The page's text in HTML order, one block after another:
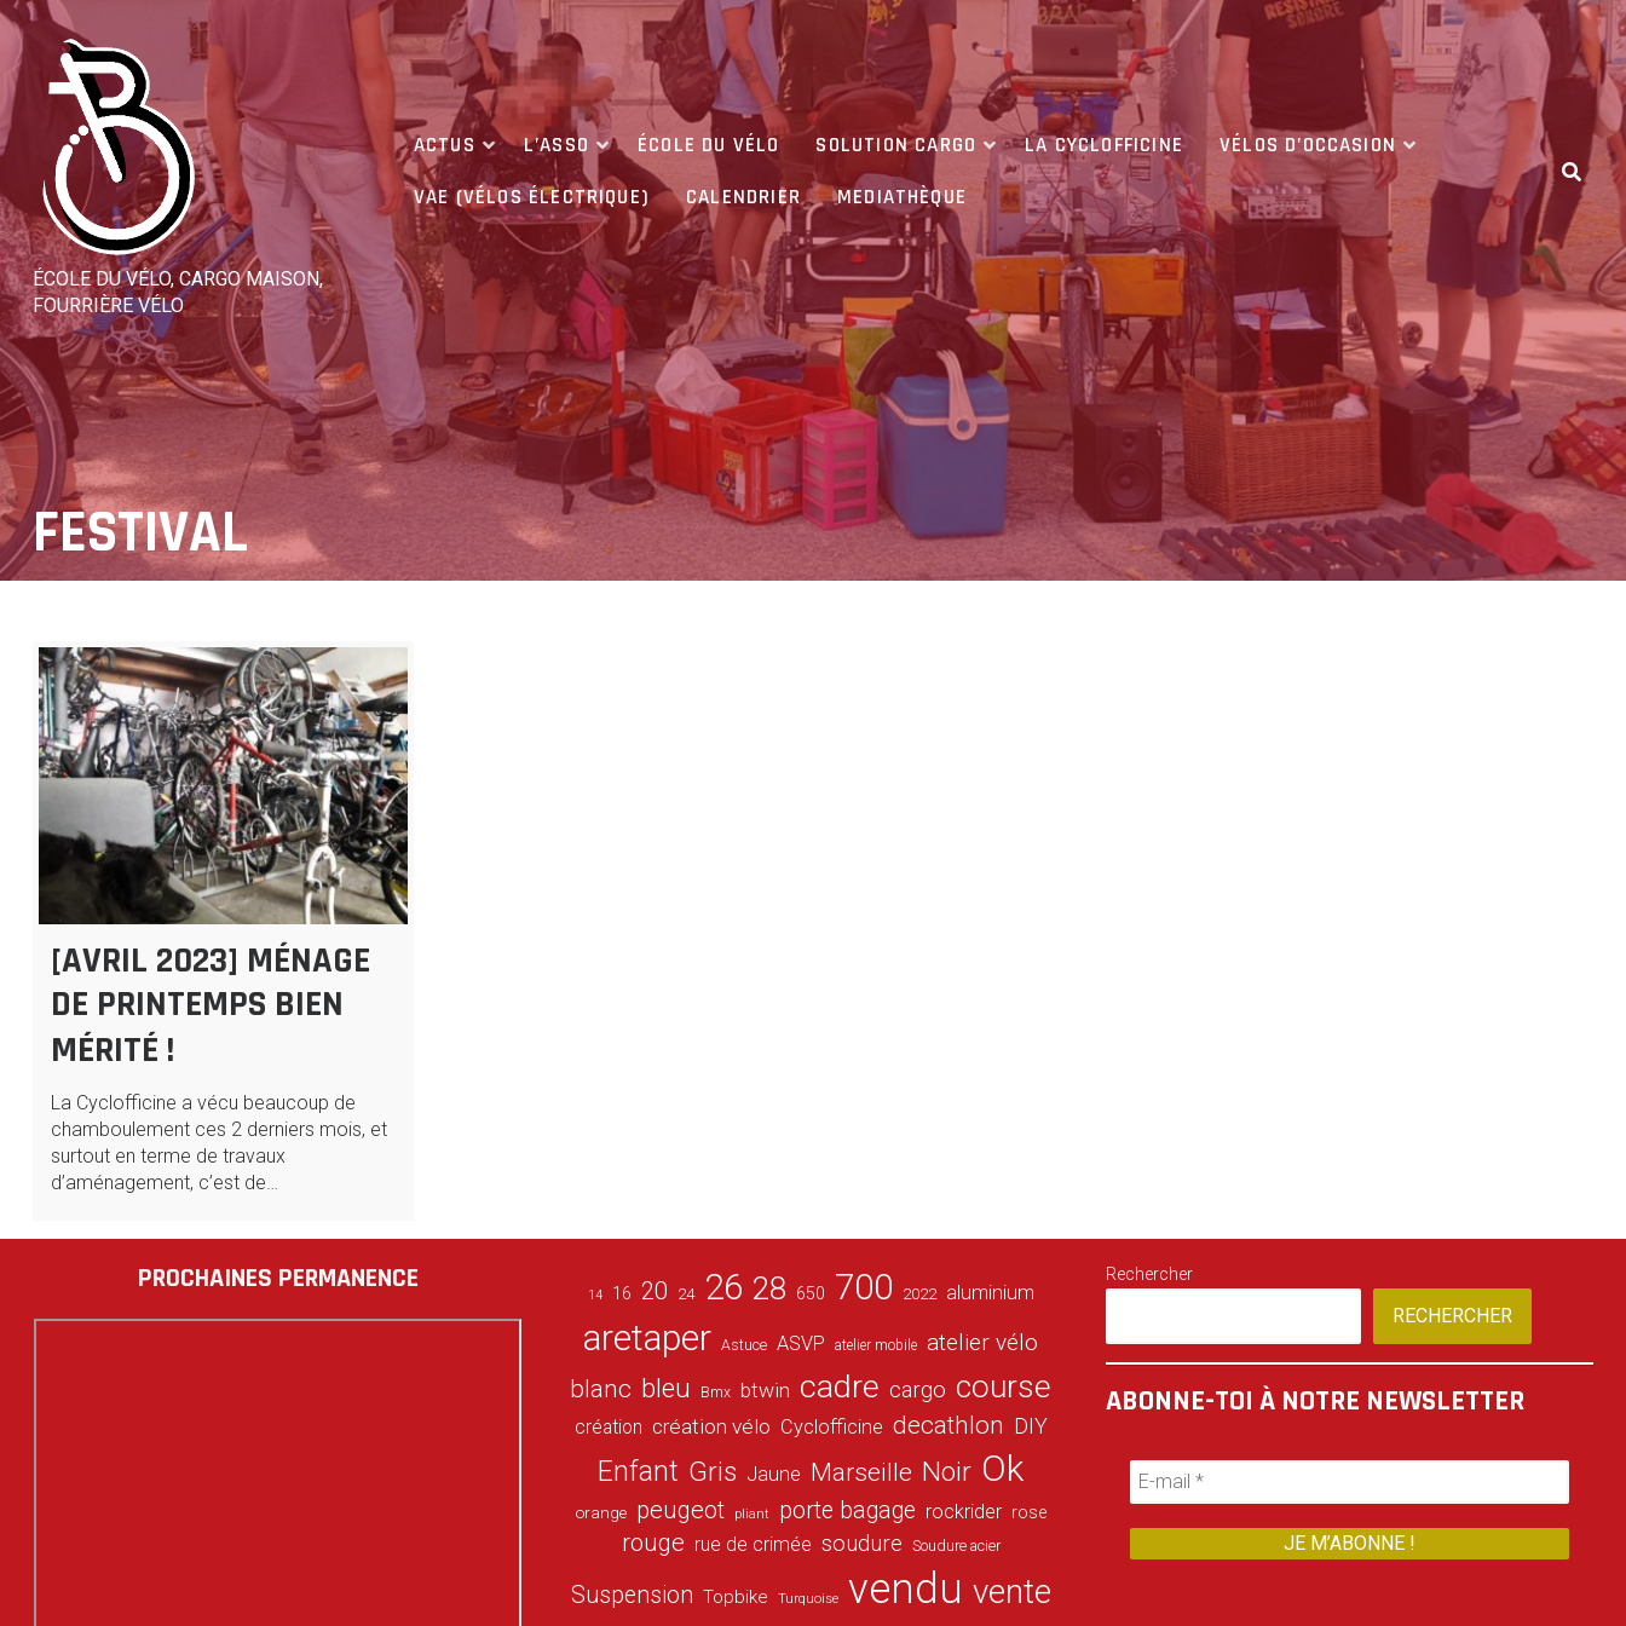
Skip
content
ÉCOLE DU VÉLO, CARGO MAISON,
FOURRIÈRE VÉLO
ACTUS L’ASSO ÉCOLE DU VÉLO SOLUTION CARGO LA CYCLOFFICINE
VÉLOS D’OCCASION
VAE (VÉLOS ÉLECTRIQUE)
CALENDRIER MEDIATHÈQUE
FESTIVAL
[AVRIL 2023] MÉNAGE
DE PRINTEMPS BIEN
MÉRITÉ !
La Cyclofficine a vécu beaucoup de
chamboulement ces 2 derniers mois, et
surtout en terme de travaux
d’aménagement, c’est de…
PROCHAINES PERMANENCE 14 16 20 24 26 28 650 700 2022 aluminium
aretaper Astuce ASVP atelier mobile atelier vélo
blanc bleu Bmx btwin cadre cargo course
création création vélo Cyclofficine decathlon DIY
Enfant Gris Jaune Marseille Noir Ok
orange peugeot pliant porte bagage rockrider rose
rouge rue de crimée soudure Soudure acier
Suspension Topbike Turquoise vendu vente
Rechercher
RECHERCHER
ABONNE-TOI À NOTRE NEWSLETTER